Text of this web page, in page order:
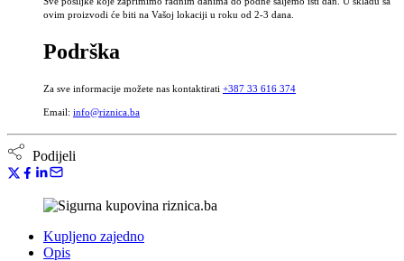
ovim proizvodi će biti na Vašoj lokaciji u roku od 2-3 dana.
Podrška
Za sve informacije možete nas kontaktirati +387 33 616 374
Email: info@riznica.ba
Podijeli
Kupljeno zajedno
Opis